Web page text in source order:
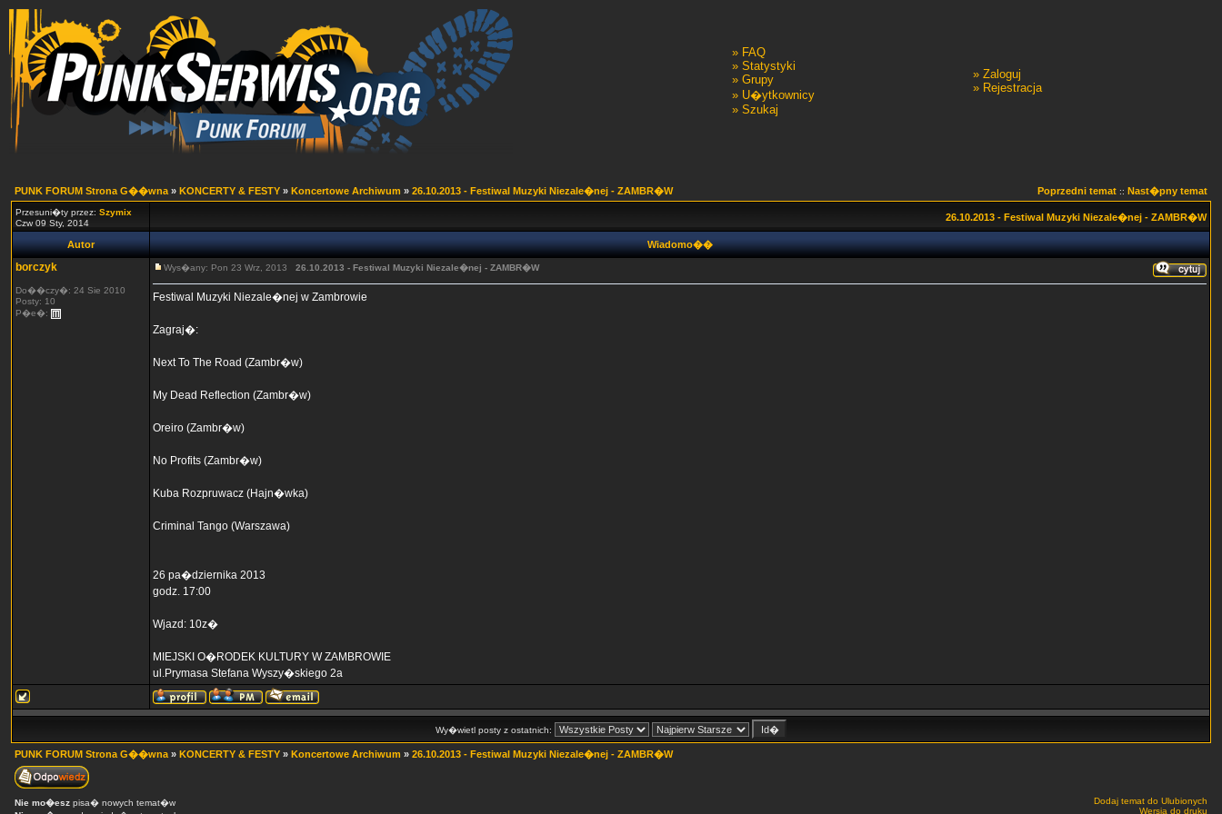
» FAQ
» Statystyki
» Grupy
» U�ytkownicy
» Szukaj
» Zaloguj
» Rejestracja
PUNK FORUM Strona G��wna » KONCERTY & FESTY » Koncertowe Archiwum » 26.10.2013 - Festiwal Muzyki Niezale�nej - ZAMBR�W Poprzedni temat :: Nast�pny temat
Przesuni�ty przez: Szymix
Czw 09 Sty, 2014
26.10.2013 - Festiwal Muzyki Niezale�nej - ZAMBR�W
Autor Wiadomo��
borczyk
Do��czy�: 24 Sie 2010
Posty: 10
P�e�:
Wys�any: Pon 23 Wrz, 2013 26.10.2013 - Festiwal Muzyki Niezale�nej - ZAMBR�W
Festiwal Muzyki Niezale�nej w Zambrowie
Zagraj�:
Next To The Road (Zambr�w)
My Dead Reflection (Zambr�w)
Oreiro (Zambr�w)
No Profits (Zambr�w)
Kuba Rozpruwacz (Hajn�wka)
Criminal Tango (Warszawa)
26 pa�dziernika 2013
godz. 17:00
Wjazd: 10z�
MIEJSKI O�RODEK KULTURY W ZAMBROWIE
ul.Prymasa Stefana Wyszy�skiego 2a
Wy�wietl posty z ostatnich:
PUNK FORUM Strona G��wna » KONCERTY & FESTY » Koncertowe Archiwum » 26.10.2013 - Festiwal Muzyki Niezale�nej - ZAMBR�W
Nie mo�esz pisa� nowych temat�w
Dodaj temat do Ulubionych
Wersja do druku